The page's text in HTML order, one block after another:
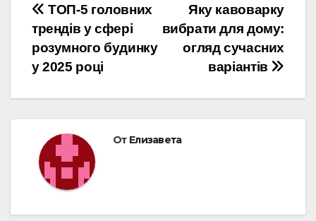
Навигация
по
записям
Яку кавоварку
вибрати для дому:
огляд сучасних
варіантів
ТОП-5 головних
трендів у сфері
розумного будинку
у 2025 році
От Елизавета